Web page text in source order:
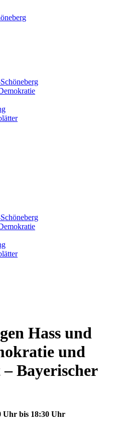
Hass und
und
Bayerischer
Uhr bis 18:30 Uhr